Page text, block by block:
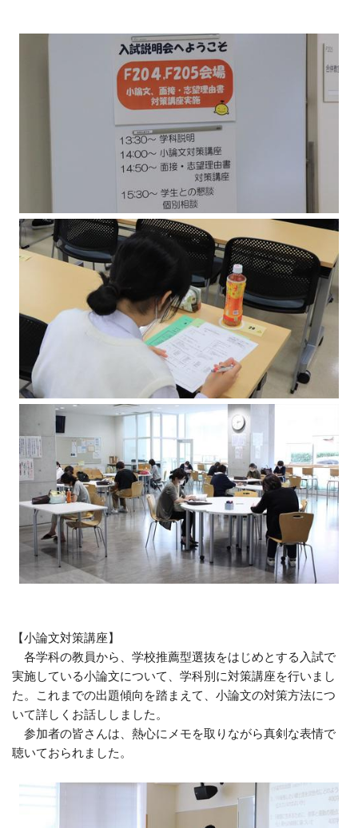
【小論文対策講座】
各学科の教員から、学校推薦型選抜をはじめとする入試で
実施している小論文について、学科別に対策講座を行いまし
た。これまでの出題傾向を踏まえて、小論文の対策方法につ
いて詳しくお話ししました。
参加者の皆さんは、熱心にメモを取りながら真剣な表情で
聴いておられました。